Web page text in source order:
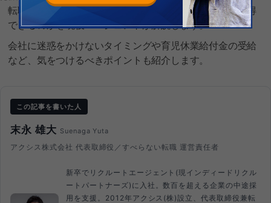
転職後に妊娠が分かった場合、産休・育休はいつから取得
できるのかを現役エージェントが解説します。
会社に迷惑をかけないタイミングや育児休業給付金の受給
など、気をつけるべきポイントも紹介します。
この記事を書いた人
末永 雄大 Suenaga Yuta
アクシス株式会社 代表取締役／すべらない転職 運営責任者
新卒でリクルートエージェント(現インディードリクル
ートパートナーズ)に入社。数百を超える企業の中途採
用を支援。2012年アクシス(株)設立、代表取締役兼転